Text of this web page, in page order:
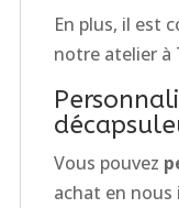
En plus, il est
notre atelier à
Vous pouvez
achat en